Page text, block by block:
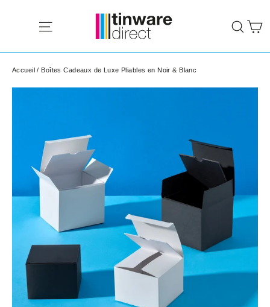
Accueil / Boîtes Cadeaux de Luxe Pliables en Noir & Blanc